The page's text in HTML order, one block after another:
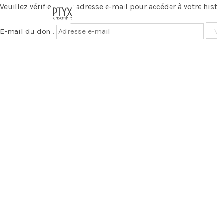
Veuillez vérifier votre adresse e-mail pour accéder à votre
E-mail du don :